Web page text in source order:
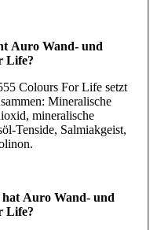
Auro Wand- und
Life?
Colours For Life setzt
Mineralische
mineralische
Tenside, Salmiakgeist,
hat Auro Wand- und
Life?